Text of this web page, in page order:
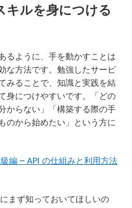
キルを身につける
るように、手を動かすことは
な方法です。勉強したサービ
みることで、知識と実践を結
身につけやすいです。「どの
からない」「構築する際の手
のから始めたい」という方に
編 ~ API の仕組みと利用方法
まず知っておいてほしいの